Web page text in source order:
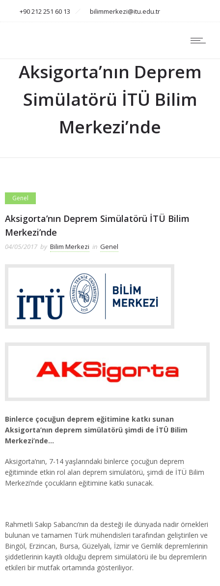
+90 212 251 60 13 bilimmerkezi@itu.edu.tr
Aksigorta’nın Deprem
Simülatörü İTÜ Bilim
Merkezi’nde
Genel
Aksigorta’nın Deprem Simülatörü İTÜ Bilim
Merkezi’nde
04/05/2017 by Bilim Merkezi in Genel
Binlerce çocuğun deprem eğitimine katkı sunan
Aksigorta’nın deprem simülatörü şimdi de İTÜ Bilim
Merkezi’nde…
Aksigorta’nın, 7-14 yaşlarındaki binlerce çocuğun deprem
eğitiminde etkin rol alan deprem simülatörü, şimdi de İTÜ Bilim
Merkezi’nde çocukların eğitimine katkı sunacak.
Rahmetli Sakıp Sabancı’nın da desteği ile dünyada nadir örnekleri
bulunan ve tamamen Türk mühendisleri tarafından geliştirilen ve
Bingöl, Erzincan, Bursa, Güzelyalı, İzmir ve Gemlik depremlerinin
şiddetlerinin kayıtlı olduğu deprem simülatörü ile bu depremlerin
etkileri bir mutfak ortamında gösteriliyor.